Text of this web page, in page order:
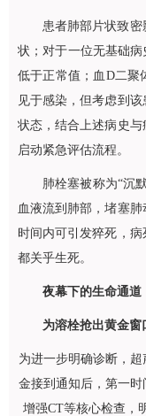
患者肺部片状致
状；对于一位无基础病
低于正常值；血D二聚
见于感染，但考虑到
状态，结合上述病史与
启动紧急评估流程。
肺栓塞被称为“沉
血液流到肺部，堵塞
时间内可引发猝死，
都关乎生死。
夜幕下的生命通道
为溶栓抢出黄金窗
为进一步明确诊断， 超
金接到通知后，第一
增强CT等核心检查，